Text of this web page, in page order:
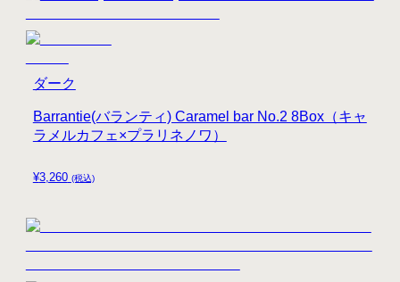
¥3,260 (税込)
Barrantie(バランティ) Caramel bar No.2 8Box（キャ
ラメルカフェ×プラリネノワ）
ダーク